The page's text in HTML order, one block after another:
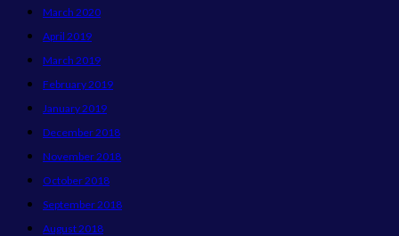
March 2020
April 2019
March 2019
February 2019
January 2019
December 2018
November 2018
October 2018
September 2018
August 2018